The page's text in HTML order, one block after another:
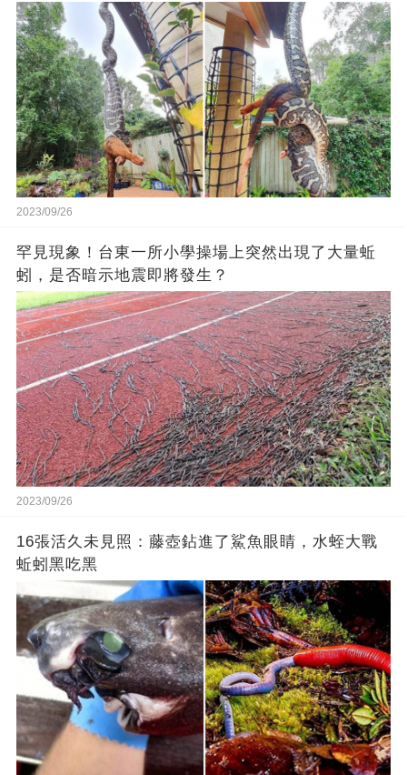
2023/09/26
罕見現象！台東一所小學操場上突然出現了大量蚯
蚓，是否暗示地震即將發生？
2023/09/26
16張活久未見照：藤壺鉆進了鯊魚眼睛，水蛭大戰
蚯蚓黑吃黑